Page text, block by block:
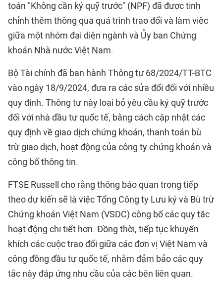
toán "Không cần ký quỹ trước" (NPF) đã được tinh
chỉnh thêm thông qua quá trình trao đổi và làm việc
giữa một nhóm đại diện ngành và Ủy ban Chứng
khoán Nhà nước Việt Nam.
Bộ Tài chính đã ban hành Thông tư 68/2024/TT-BTC
vào ngày 18/9/2024, đưa ra các sửa đổi đối với nhiều
quy định. Thông tư này loại bỏ yêu cầu ký quỹ trước
đối với nhà đầu tư quốc tế, bằng cách cập nhật các
quy định về giao dịch chứng khoán, thanh toán bù
trừ giao dịch, hoạt động của công ty chứng khoán và
công bố thông tin.
FTSE Russell cho rằng thông báo quan trọng tiếp
theo dự kiến sẽ là việc Tổng Công ty Lưu ký và Bù trừ
Chứng khoán Việt Nam (VSDC) công bố các quy tắc
hoạt động chi tiết hơn. Đồng thời, tiếp tục khuyến
khích các cuộc trao đổi giữa các đơn vị Việt Nam và
cộng đồng đầu tư quốc tế, nhằm đảm bảo các quy
tắc này đáp ứng nhu cầu của các bên liên quan.